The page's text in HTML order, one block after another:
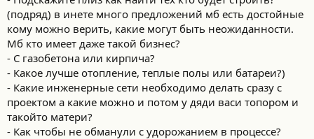
(подряд) в инете много предложений мб есть достойные
кому можно верить, какие могут быть неожиданности.
Мб кто имеет даже такой бизнес?
- С газобетона или кирпича?
- Какое лучше отопление, теплые полы или батареи?)
- Какие инженерные сети необходимо делать сразу с
проектом а какие можно и потом у дяди васи топором и
такойто матери?
- Как чтобы не обманули с удорожанием в процессе?